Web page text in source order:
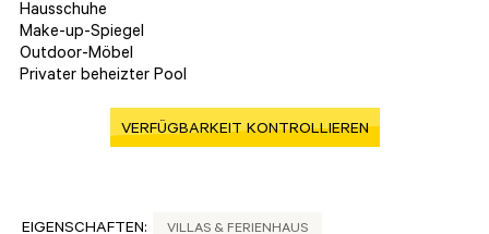
Hausschuhe
Make-up-Spiegel
Outdoor-Möbel
Privater beheizter Pool
VERFÜGBARKEIT KONTROLLIEREN
EIGENSCHAFTEN: VILLAS & FERIENHAUS